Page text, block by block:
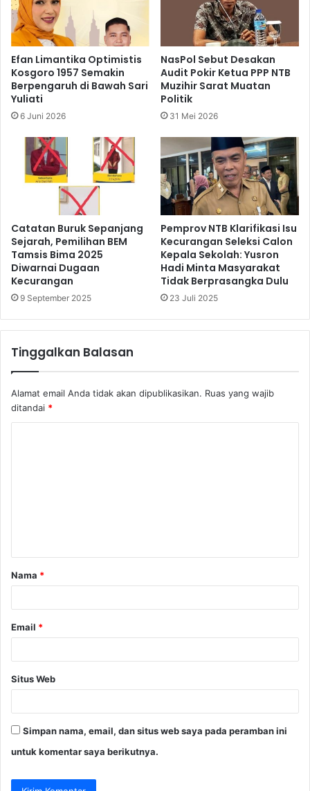
Efan Limantika Optimistis
Kosgoro 1957 Semakin
Berpengaruh di Bawah Sari
Yuliati
6 Juni 2026
NasPol Sebut Desakan
Audit Pokir Ketua PPP NTB
Muzihir Sarat Muatan
Politik
31 Mei 2026
Catatan Buruk Sepanjang
Sejarah, Pemilihan BEM
Tamsis Bima 2025
Diwarnai Dugaan
Kecurangan
9 September 2025
Pemprov NTB Klarifikasi Isu
Kecurangan Seleksi Calon
Kepala Sekolah: Yusron
Hadi Minta Masyarakat
Tidak Berprasangka Dulu
23 Juli 2025
Tinggalkan Balasan
Alamat email Anda tidak akan dipublikasikan. Ruas yang wajib
ditandai *
a
r
Nama *
Email *
Situs Web
Simpan nama, email, dan situs web saya pada peramban ini
untuk komentar saya berikutnya.